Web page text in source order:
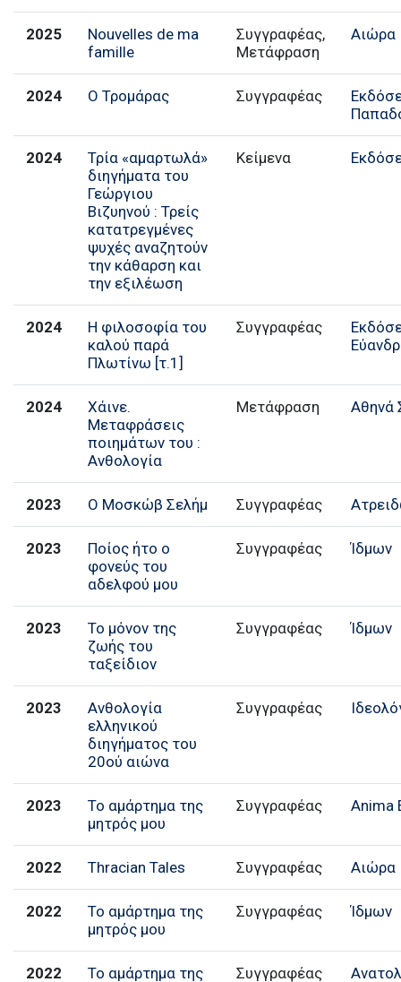
2025
Nouvelles de ma
famille
Συγγραφέας,
Μετάφραση
Αιώρα
2024 Ο Τρομάρας Συγγραφέας
2024
Τρία «αμαρτωλά»
διηγήματα του
Γεώργιου
Βιζυηνού : Τρείς
κατατρεγμένες
ψυχές αναζητούν
την κάθαρση και
την εξιλέωση
Κείμενα
2024
Η φιλοσοφία του
καλού παρά
Πλωτίνω [τ.1]
Συγγραφέας
2024
Χάινε.
Μεταφράσεις
ποιημάτων του :
Ανθολογία
Μετάφραση Αθηνά
2023 Ο Μοσκώβ Σελήμ Συγγραφέας
2023
Ποίος ήτο ο
φονεύς του
αδελφού μου
Συγγραφέας Ίδμων
2023
Το μόνον της
ζωής του
ταξείδιον
Συγγραφέας Ίδμων
2023
Ανθολογία
ελληνικού
διηγήματος του
20ού αιώνα
Συγγραφέας
2023
Το αμάρτημα της
μητρός μου
Συγγραφέας Anima
2022 Thracian Tales Συγγραφέας Αιώρα
2022
Το αμάρτημα της
μητρός μου
Συγγραφέας Ίδμων
2022
Το αμάρτημα της
Συγγραφέας